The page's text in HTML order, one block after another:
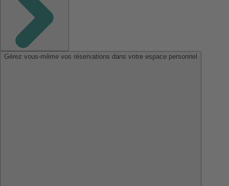
Gérez vous-même vos réservations dans votre espace personnel